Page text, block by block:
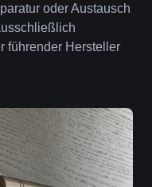
oder Austausch
führender Hersteller